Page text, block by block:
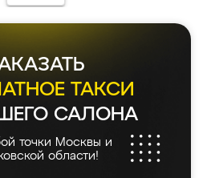
ТАКСИ
САЛОНА
точки Москвы и
области!